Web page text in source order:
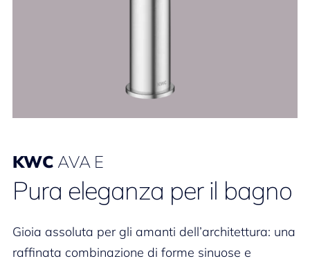
KWC AVA E
Pura eleganza per il bagno
Gioia assoluta per gli amanti dell’architettura: una
raffinata combinazione di forme sinuose e